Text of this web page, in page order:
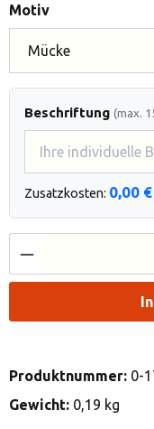
Motivauswählen
Beschriftung (max.
Zusatzkosten: 0,00 €
Produkt
Produktnummer: 0-
Gewicht: 0,19 kg